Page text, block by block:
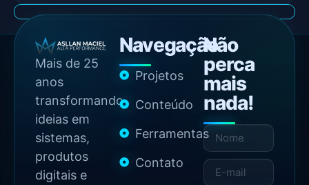
Mais de 25
anos
transformando
ideias em
sistemas,
produtos
digitais e
Navegação
Projetos
Conteúdo
Ferramentas
Contato
Não
perca
mais
nada!